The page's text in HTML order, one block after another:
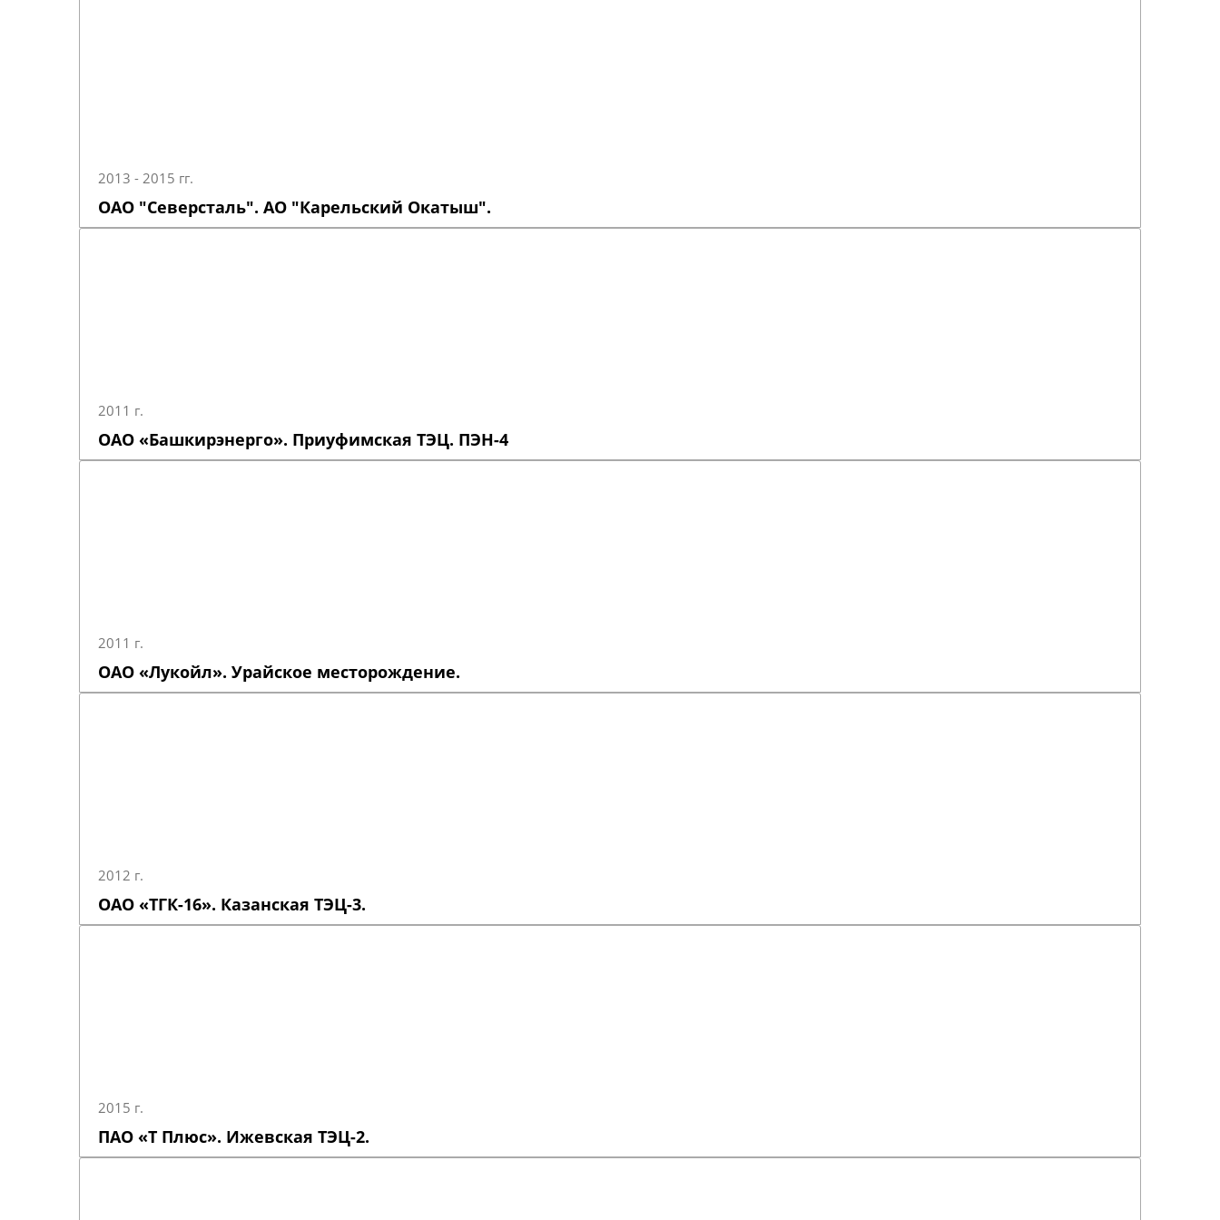
2013 - 2015 гг.
ОАО "Северсталь". АО "Карельский Окатыш".
2011 г.
ОАО «Башкирэнерго». Приуфимская ТЭЦ. ПЭН-4
2011 г.
ОАО «Лукойл». Урайское месторождение.
2012 г.
ОАО «ТГК-16». Казанская ТЭЦ-3.
2015 г.
ПАО «Т Плюс». Ижевская ТЭЦ-2.